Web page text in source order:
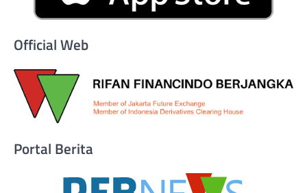
Official Web
Portal Berita